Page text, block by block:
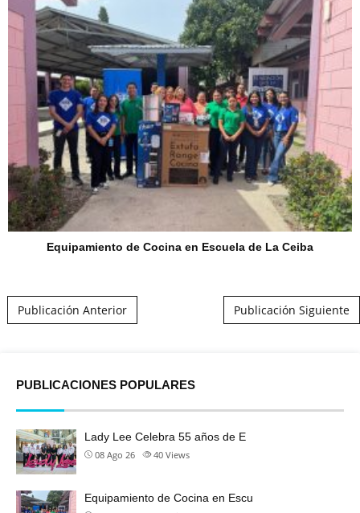
Equipamiento de Cocina en Escuela de La Ceiba
Publicación Anterior Publicación Siguiente
PUBLICACIONES POPULARES
Lady Lee Celebra 55 años de E
08 Ago 26 40 Views
Equipamiento de Cocina en Escu